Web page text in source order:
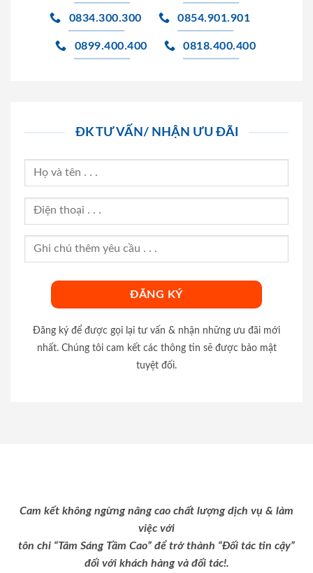
0834.300.300 0854.901.901
0899.400.400 0818.400.400
ĐK TƯ VẤN/ NHẬN ƯU ĐÃI
Đăng ký để được gọi lại tư vấn & nhận những ưu đãi mới
nhất. Chúng tôi cam kết các thông tin sẽ được bảo mật
tuyệt đối.
Cam kết không ngừng nâng cao chất lượng dịch vụ & làm
việc với
tôn chỉ “Tâm Sáng Tầm Cao” để trở thành “Đối tác tin cậy”
đối với khách hàng và đối tác!.